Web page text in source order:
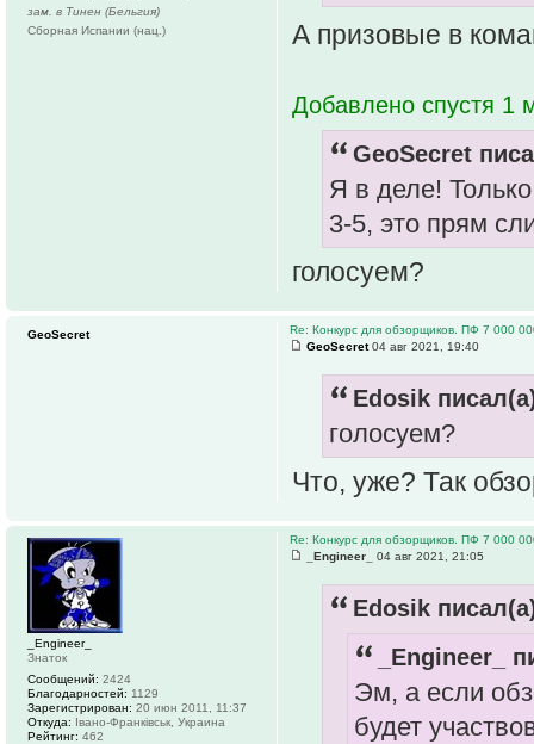
А призовые в
Добавлено спустя 1
GeoSecret
Я в деле!
3-5, это прям
голосуем?
зам. в Тинен (Бельгия)
Сборная Испании (нац.)
Re: Конкурс для обзорщиков. ПФ 7 000
GeoSecret04 авг 2021, 19:40
Edosik
голосуем?
Что, уже? Так
GeoSecret
Re: Конкурс для обзорщиков. ПФ 7 000
_Engineer_
04 авг 2021, 21:05
Edosik
_Engineer_
Эм, а если
будет
_Engineer_
Знаток
Сообщений: 2424
Благодарностей: 1129
Зарегистрирован: 20 июн 2011, 11:37
Откуда: Івано-Франківськ, Украина
Рейтинг: 462